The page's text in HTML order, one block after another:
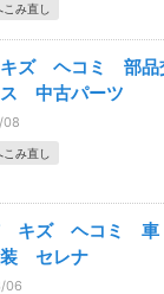
み直し
ズ ヘコミ 部
中古パーツ
08
み直し
キズ ヘコミ
セレナ
06